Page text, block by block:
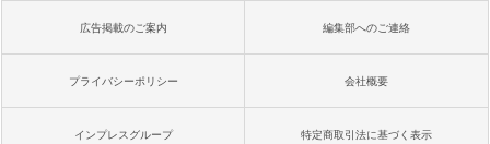
広告掲載のご案内 編集部へのご連絡
プライバシーポリシー 会社概要
インプレスグループ 特定商取引法に基づく表示